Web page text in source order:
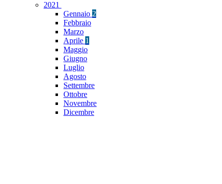
2021
Gennaio 2
Febbraio
Marzo
Aprile 1
Maggio
Giugno
Luglio
Agosto
Settembre
Ottobre
Novembre
Dicembre